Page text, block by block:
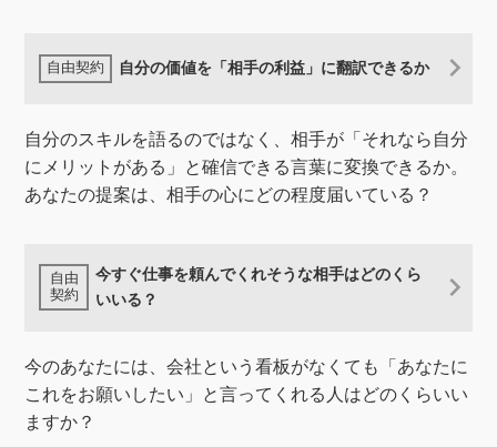
自分の価値を「相手の利益」に翻訳できるか
自分のスキルを語るのではなく、相手が「それなら自分
にメリットがある」と確信できる言葉に変換できるか。
あなたの提案は、相手の心にどの程度届いている？
今すぐ仕事を頼んでくれそうな相手はどのくら
いいる？
今のあなたには、会社という看板がなくても「あなたに
これをお願いしたい」と言ってくれる人はどのくらいい
ますか？